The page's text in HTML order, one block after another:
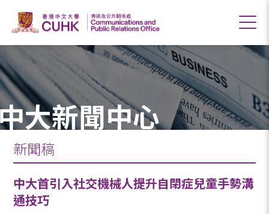
大新聞中心
新聞稿
中大首引入社交機械人提升自閉症兒童手勢溝
通技巧